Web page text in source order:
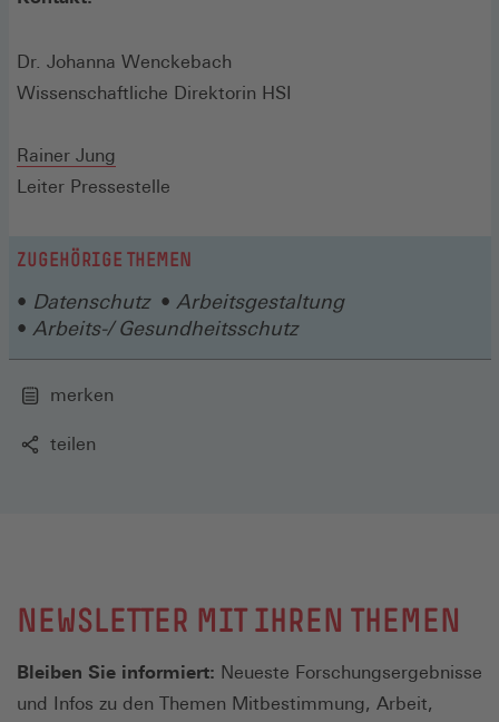
Dr. Johanna Wenckebach
Wissenschaftliche Direktorin HSI
Rainer Jung
Leiter Pressestelle
ZUGEHÖRIGE THEMEN
Datenschutz
Arbeitsgestaltung
Arbeits-/ Gesundheitsschutz
merken
teilen
NEWSLETTER MIT IHREN THEMEN
Bleiben Sie informiert: Neueste Forschungsergebnisse
und Infos zu den Themen Mitbestimmung, Arbeit,